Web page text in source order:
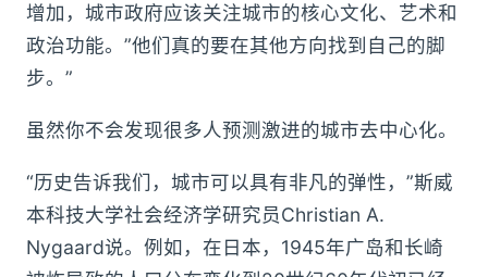
增加，城市政府应该关注城市的核心文化、艺术和
政治功能。”他们真的要在其他方向找到自己的脚
步。”
虽然你不会发现很多人预测激进的城市去中心化。
“历史告诉我们，城市可以具有非凡的弹性，”斯威
本科技大学社会经济学研究员Christian A.
Nygaard说。例如，在日本，1945年广岛和长崎